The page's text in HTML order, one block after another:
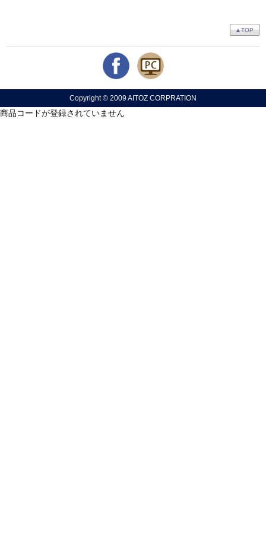
▲TOP
Copyright © 2009 AITOZ CORPRATION
商品コードが登録されていません